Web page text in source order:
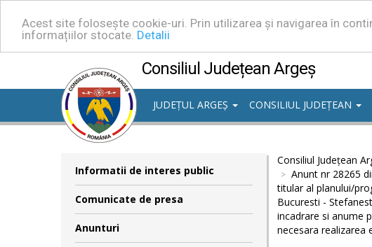
Acest site folosește cookie-uri. Prin utilizarea și navigarea în
informațiilor stocate. Detalii
Consiliul Județean Argeș
JUDEȚUL ARGEȘ
CONSILIUL JUDEȚEAN
Informatii de interes public
Comunicate de presa
Anunturi
Consiliul Județean
Anunt nr 28265
titular al planului/
Bucuresti -
incadrare si anume
necesara realizarea